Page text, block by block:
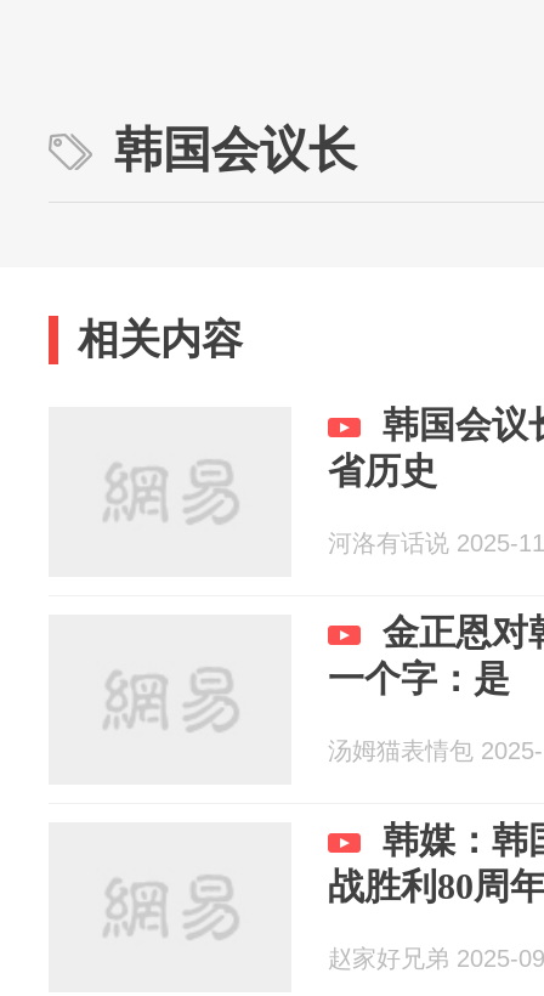
韩国会议长
相关内容
韩国会议
省历史
河洛有话说 2025-
金正恩对
一个字：是
汤姆猫表情包
韩媒：韩
战胜利80周
赵家好兄弟 2025-